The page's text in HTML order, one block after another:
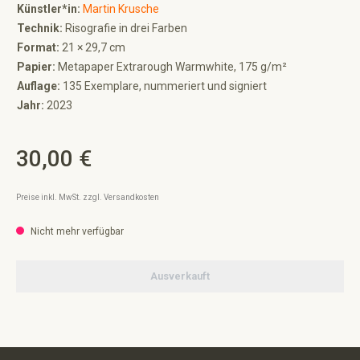
Künstler*in: Martin Krusche
Technik: Risografie in drei Farben
Format: 21 × 29,7 cm
Papier: Metapaper Extrarough Warmwhite, 175 g/m²
Auflage: 135 Exemplare, nummeriert und signiert
Jahr: 2023
Regulärer Preis:
30,00 €
Preise inkl. MwSt. zzgl. Versandkosten
Nicht mehr verfügbar
Ausverkauft